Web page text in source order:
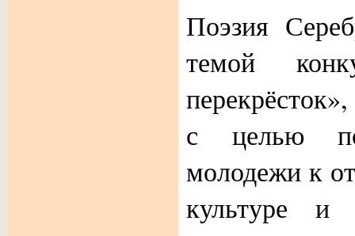
Поэзия
темой
с целью
молодежи к
культуре и